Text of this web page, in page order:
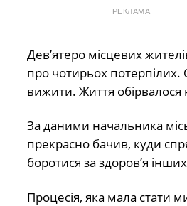
РЕКЛАМА
Дев’ятеро місцевих
про чотирьох потерпілих.
вижити. Життя обірвалося
За даними начальника
прекрасно бачив, куди
боротися за здоров’я
Процесія, яка мала стати